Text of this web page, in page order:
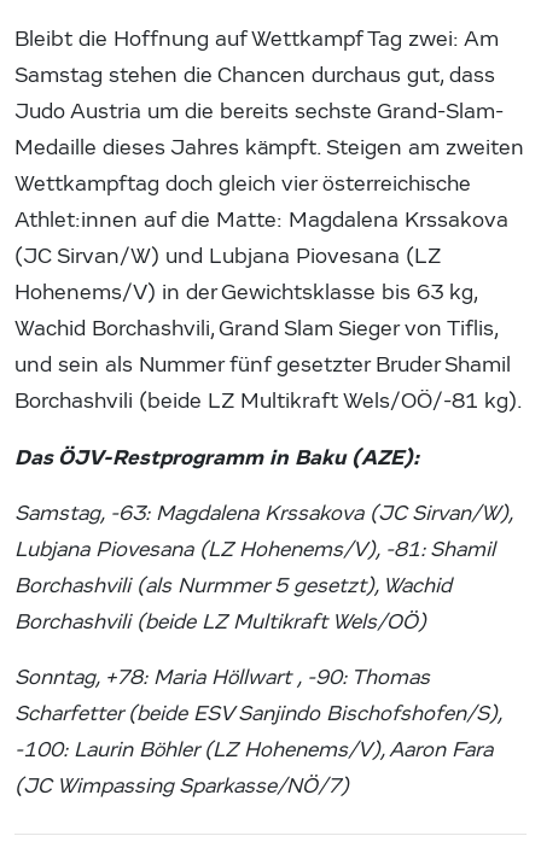
Bleibt die Hoffnung auf Wettkampf Tag zwei: Am
Samstag stehen die Chancen durchaus gut, dass
Judo Austria um die bereits sechste Grand-Slam-
Medaille dieses Jahres kämpft. Steigen am zweiten
Wettkampftag doch gleich vier österreichische
Athlet:innen auf die Matte: Magdalena Krssakova
(JC Sirvan/W) und Lubjana Piovesana (LZ
Hohenems/V) in der Gewichtsklasse bis 63 kg,
Wachid Borchashvili, Grand Slam Sieger von Tiflis,
und sein als Nummer fünf gesetzter Bruder Shamil
Borchashvili (beide LZ Multikraft Wels/OÖ/-81 kg).
Das ÖJV-Restprogramm in Baku (AZE):
Samstag, -63: Magdalena Krssakova (JC Sirvan/W),
Lubjana Piovesana (LZ Hohenems/V), -81: Shamil
Borchashvili (als Nurmmer 5 gesetzt), Wachid
Borchashvili (beide LZ Multikraft Wels/OÖ)
Sonntag, +78: Maria Höllwart , -90: Thomas
Scharfetter (beide ESV Sanjindo Bischofshofen/S),
-100: Laurin Böhler (LZ Hohenems/V), Aaron Fara
(JC Wimpassing Sparkasse/NÖ/7)